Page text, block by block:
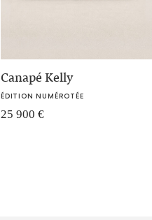
Canapé Kelly
ÉDITION NUMÉROTÉE
25 900 €